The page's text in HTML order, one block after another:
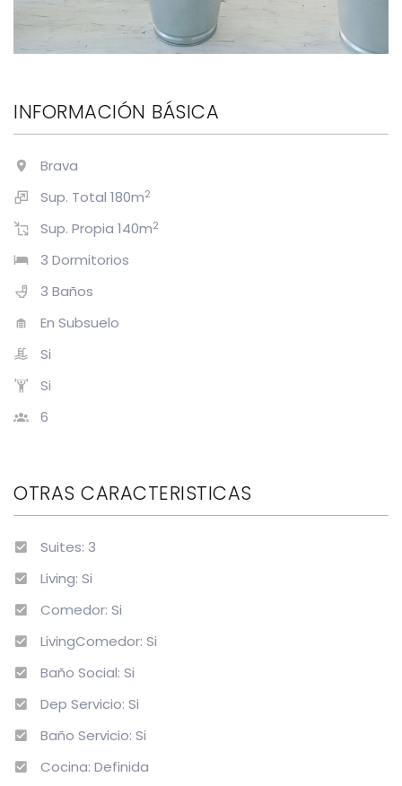
INFORMACIÓN BÁSICA
Brava
Sup. Total 180m2
Sup. Propia 140m2
3 Dormitorios
3 Baños
En Subsuelo
Si
Si
6
OTRAS CARACTERISTICAS
Suites: 3
Living: Si
Comedor: Si
LivingComedor: Si
Baño Social: Si
Dep Servicio: Si
Baño Servicio: Si
Cocina: Definida